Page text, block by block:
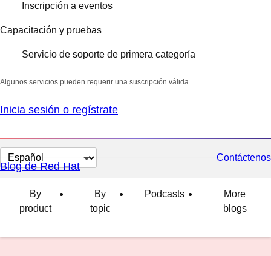
Inscripción a eventos
Capacitación y pruebas
Servicio de soporte de primera categoría
Algunos servicios pueden requerir una suscripción válida.
Inicia sesión o regístrate
Cambiar
el
idioma
Contáctenos
Blog de Red Hat
By
product
By
topic
Podcasts
More
blogs